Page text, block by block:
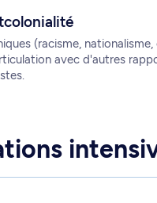
(racisme,
avec d'autres